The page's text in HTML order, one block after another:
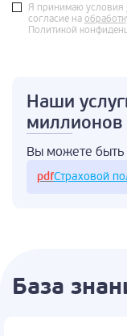
Я принимаю условия
согласие на
Политикой
Наши
миллионов
Вы можете быть
pdfСтраховой
База